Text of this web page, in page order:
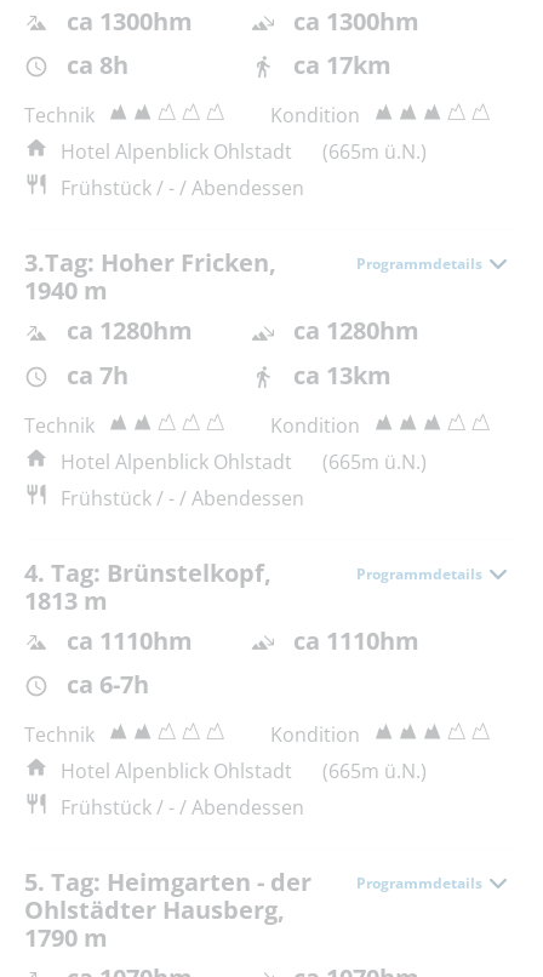
ca 1300hm
ca 1300hm
ca 8h
ca 17km
Technik
Kondition
Hotel Alpenblick Ohlstadt
(665m ü.N.)
Frühstück / - / Abendessen
3.Tag: Hoher Fricken,
1940 m
Programmdetails
ca 1280hm
ca 1280hm
ca 7h
ca 13km
Technik
Kondition
Hotel Alpenblick Ohlstadt
(665m ü.N.)
Frühstück / - / Abendessen
4. Tag: Brünstelkopf,
1813 m
Programmdetails
ca 1110hm
ca 1110hm
ca 6-7h
Technik
Kondition
Hotel Alpenblick Ohlstadt
(665m ü.N.)
Frühstück / - / Abendessen
5. Tag: Heimgarten - der
Ohlstädter Hausberg,
1790 m
Programmdetails